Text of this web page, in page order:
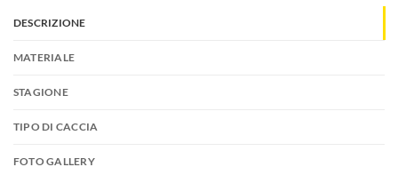
DESCRIZIONE
MATERIALE
STAGIONE
TIPO DI CACCIA
FOTO GALLERY